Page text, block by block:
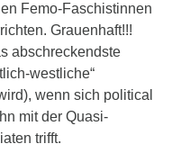
Femo-Faschistinnen
Grauenhaft!!!
abschreckendste
westliche“
wenn sich political
mit der Quasi-
trifft.